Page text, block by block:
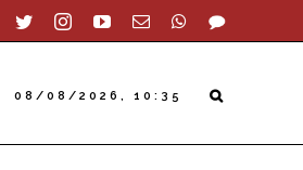
Facebook
TwitterInstagramYouTube
Email WhatsApp
SAC
08/08/2026, 10:35